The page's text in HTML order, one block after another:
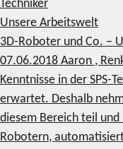
Unsere Arbeitswelt
3D-Roboter und Co. –
07.06.2018 Aaron ,
Kenntnisse in der SPS-
erwartet. Deshalb
diesem Bereich teil
Robotern,